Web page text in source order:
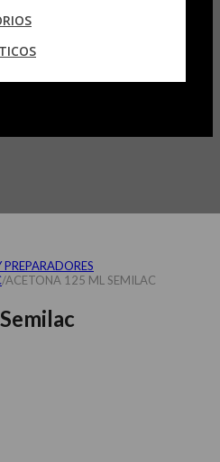
/ACETONA 125 ML SEMILAC